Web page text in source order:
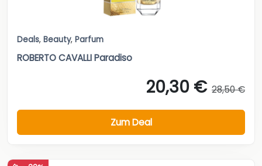
Deals, Beauty, Parfum
ROBERTO CAVALLI Paradiso
20,30 € 28,50 €
Zum Deal